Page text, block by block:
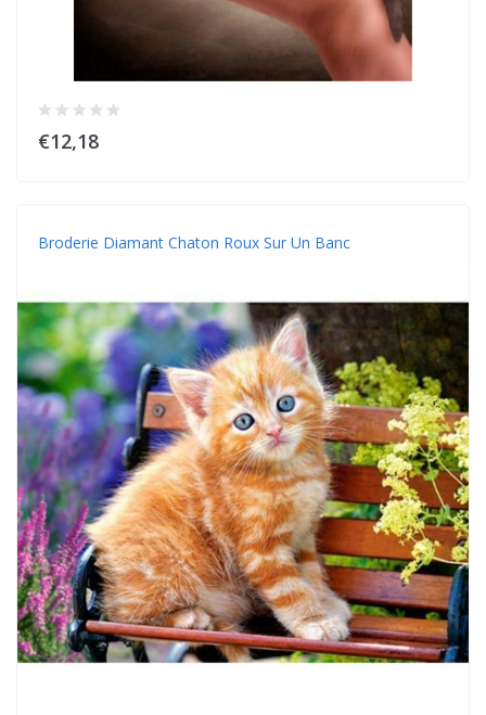
€12,18
Broderie Diamant Chaton Roux Sur Un Banc